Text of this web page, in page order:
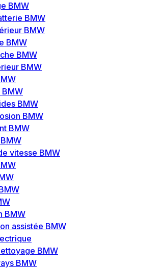
BMW
BMW
BMW
BMW
BMW
BMW
BMW
BMW
BMW
BMW
vitesse BMW
BMW
assistée BMW
BMW
BMW